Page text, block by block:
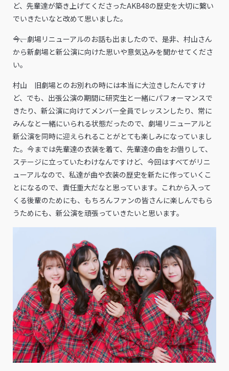
ど、先輩達が築き上げてくださったAKB48の歴史を大切に繋い
でいきたいなと改めて思いました。
――今、劇場リニューアルのお話も出ましたので、是非、村山さん
から新劇場と新公演に向けた思いや意気込みを聞かせてくださ
い。
村山 旧劇場とのお別れの時には本当に大泣きしたんですけ
ど、でも、出張公演の期間に研究生と一緒にパフォーマンスで
きたり、新公演に向けてメンバー全員でレッスンしたり、常に
みんなと一緒にいられる状態だったので、劇場リニューアルと
新公演を同時に迎えられることがとても楽しみになっていまし
た。今までは先輩達の衣装を着て、先輩達の曲をお借りして、
ステージに立っていたわけなんですけど、今回はすべてがリニ
ューアルなので、私達が曲や衣装の歴史を新たに作っていくこ
とになるので、責任重大だなと思っています。これから入って
くる後輩のためにも、もちろんファンの皆さんに楽しんでもら
うためにも、新公演を頑張っていきたいと思います。